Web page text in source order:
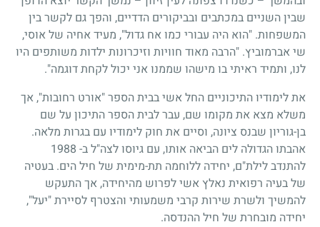
שבין השניים במכתבים ובביקורים הדדיים, והפך גם לקשר בין
המשפחות. "הוא היה עבורי כמו אח גדול", מעיד אחיה של אוסי,
שי אברמוביץ. "הרבה מאוד חוויות וזיכרונות ילדות משותפים היו
לנו, ותמיד ראיתי בו מישהו שממנו אני יכול לקחת דוגמה".
את לימודיו התיכוניים החל אשי בבית הספר "אורט רחובות", אך
משלא מצא את מקומו שם, עבר לבית הספר התיכון על שם
בן-גוריון שבנס ציונה, וסיים את חוק לימודיו עם בגרות מלאה.
אהבתו הגדולה לים הביאה אותו, עם גיוסו לצה"ל ב- 1988
להתנדב לילת"ם, יחידה ללוחמה תת-מימית של חיל הים. בעטיה
של בעיה רפואית נאלץ אשי לפרוש מהיחידה, אך התעקש
להמשיך ולשרת שירות קרבי משמעותי והצטרף לסיירת "יעל",
יחידה מובחרת של חיל ההנדסה.